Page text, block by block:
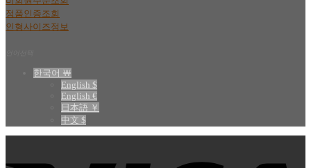
정품인증조회
인형사이즈정보
한국어 ￦
English $
English €
日本語 ￥
中文 $